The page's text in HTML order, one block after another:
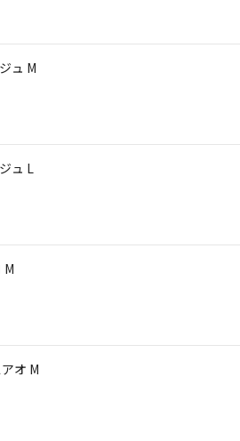
ュ M
ュ L
M
オ M